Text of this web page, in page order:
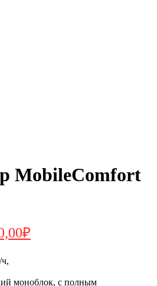
MobileComfort
₽
моноблок, с полным